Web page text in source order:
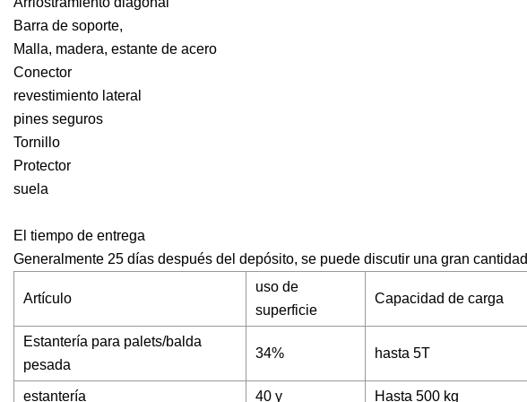
Barra de soporte,
Malla, madera, estante de acero
Conector
revestimiento lateral
pines seguros
Tornillo
Protector
suela
El tiempo de entrega
Generalmente 25 días después del depósito, se puede discutir una gran cantidad
Artículo
uso de
superficie
Capacidad de carga
Estantería para palets/balda
pesada
34% hasta 5T
estantería 40 y Hasta 500 kg